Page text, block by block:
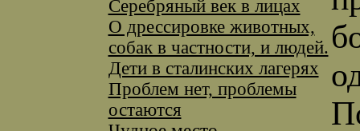
Серебряный век в лицах
О дрессировке животных,
собак в частности, и людей.
Дети в сталинских лагерях
Проблем нет, проблемы
остаются